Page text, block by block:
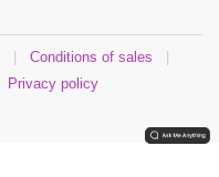
Conditions of sales
Privacy policy